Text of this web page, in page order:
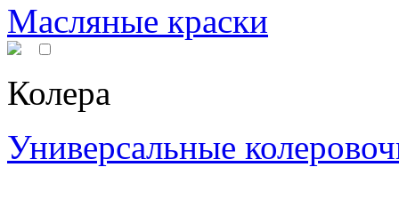
Масляные краски
Колера
Универсальные